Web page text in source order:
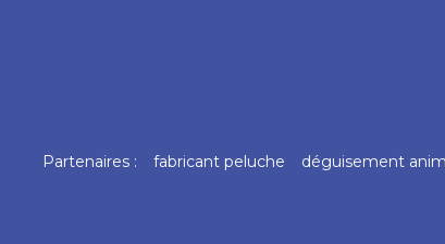
Partenaires : fabricant peluche déguisement